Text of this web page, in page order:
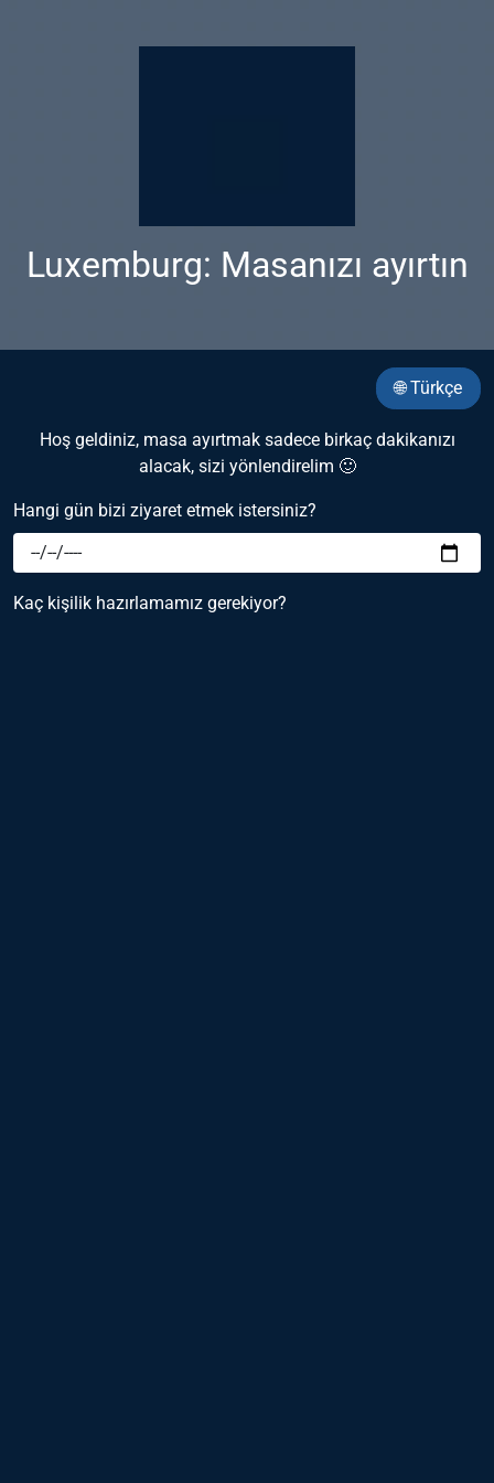
Luxemburg: Masanızı ayırtın
🌐 Türkçe
Hoş geldiniz, masa ayırtmak sadece birkaç dakikanızı
alacak, sizi yönlendirelim 🙂
Hangi gün bizi ziyaret etmek istersiniz?
Kaç kişilik hazırlamamız gerekiyor?